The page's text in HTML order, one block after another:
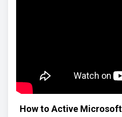
How to Active